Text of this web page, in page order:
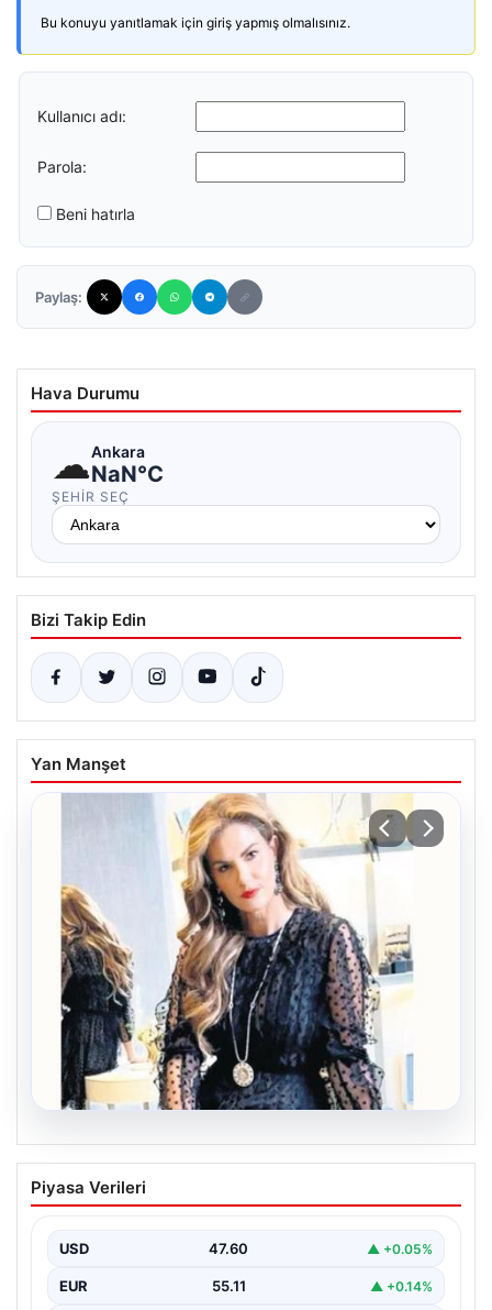
Bu konuyu yanıtlamak için giriş yapmış olmalısınız.
Kullanıcı adı:
Parola:
Beni hatırla
Paylaş:
Hava Durumu
☁Ankara
NaN°C
ŞEHIR SEÇ
Bizi Takip Edin
Yan Manşet
06.08.2026
Bavulun ortak paydası kitap
Çocukluğundan bu yana aynı anda birkaç kitap
Piyasa Verileri
USD 47.60 ▲ +0.05%
EUR 55.11 ▲ +0.14%